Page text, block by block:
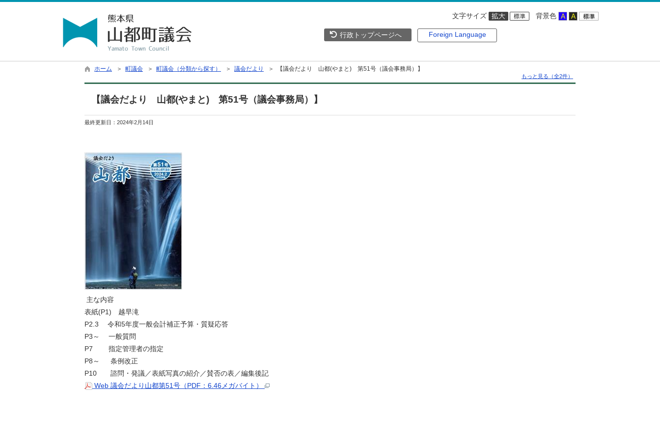
文字サイズ 背景色
行政トップページへ Foreign Language
ホーム ＞ 町議会 ＞ 町議会（分類から探す） ＞ 議会だより ＞ 【議会だより 山都(やまと) 第51号（議会事務局）】
もっと見る（全2件）
【議会だより 山都(やまと) 第51号（議会事務局）】
最終更新日： 2024年2月14日
主な内容
表紙(P1) 越早滝
P2.3 令和5年度一般会計補正予算・質疑応答
P3～ 一般質問
P7 指定管理者の指定
P8～ 条例改正
P10 諮問・発議／表紙写真の紹介／賛否の表／編集後記
Web 議会だより山都第51号（PDF：6.46メガバイト）